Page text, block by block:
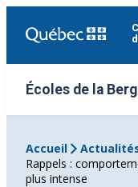
Écoles de la
Accueil
Rappels :
plus intense